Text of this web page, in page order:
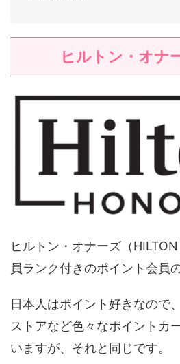
ヒルトン・オナ
ヒルトン・オナーズ（
員ランク付きのポイント会員
日本人はポイント好きなので
ストアなど色々なポイントカ
いますが、それと同じです。